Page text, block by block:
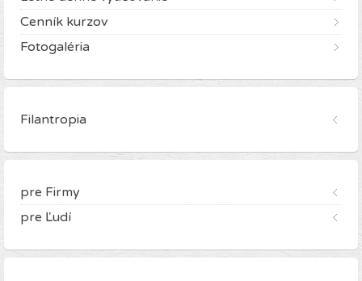
Cenník kurzov
Fotogaléria
Filantropia
pre Firmy
pre Ľudí